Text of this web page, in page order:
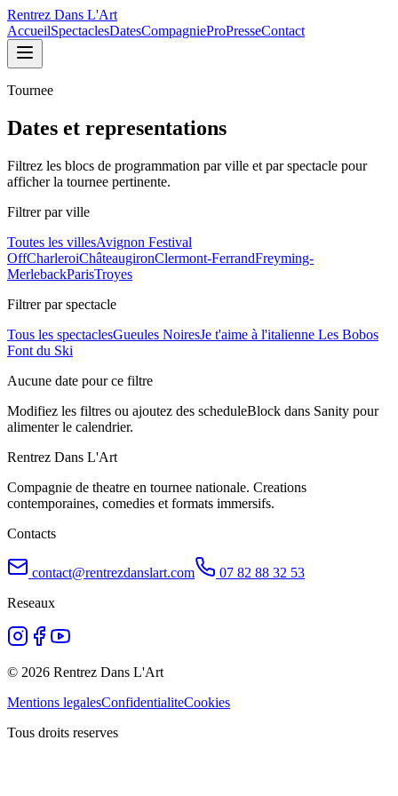
Rentrez Dans L'Art
AccueilSpectaclesDatesCompagnieProPresseContact
Tournee
Dates et representations
Filtrez les blocs de programmation par ville et par spectacle pour
afficher la tournee pertinente.
Filtrer par ville
Toutes les villesAvignon Festival
OffCharleroiChâteaugironClermont-FerrandFreyming-
MerlebackParisTroyes
Filtrer par spectacle
Tous les spectaclesGueules NoiresJe t'aime à l'italienne Les Bobos
Font du Ski
Aucune date pour ce filtre
Modifiez les filtres ou ajoutez des scheduleBlock dans Sanity pour
alimenter le calendrier.
Rentrez Dans L'Art
Compagnie de theatre en tournee nationale. Creations
contemporaines, comedies et formats immersifs.
Contacts
contact@rentrezdanslart.com
07 82 88 32 53
Reseaux
© 2026 Rentrez Dans L'Art
Mentions legalesConfidentialiteCookies
Tous droits reserves